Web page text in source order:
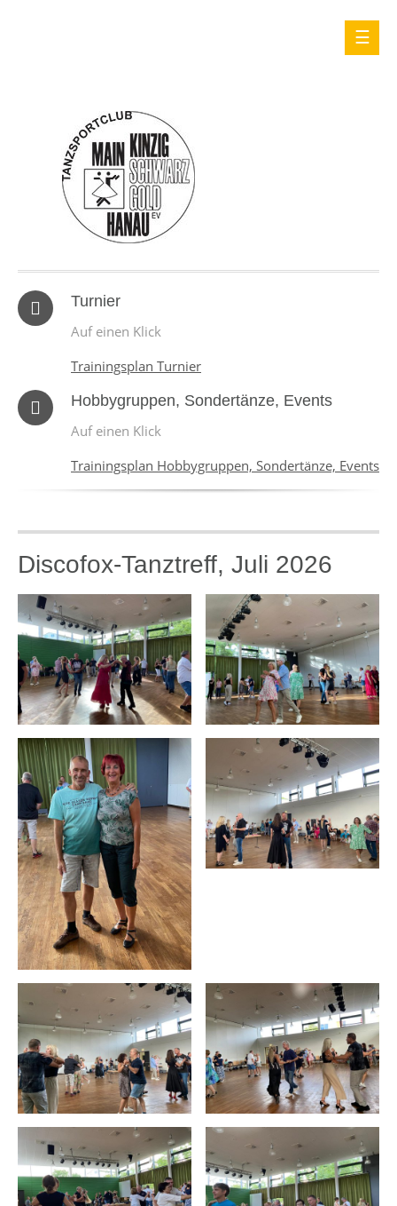
Turnier
Auf einen Klick
Trainingsplan Turnier
Hobbygruppen, Sondertänze, Events
Auf einen Klick
Trainingsplan Hobbygruppen, Sondertänze, Events
Discofox-Tanztreff, Juli 2026